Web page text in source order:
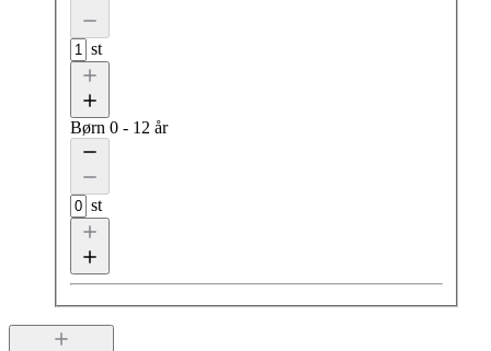
st
Børn 0 - 12 år
st